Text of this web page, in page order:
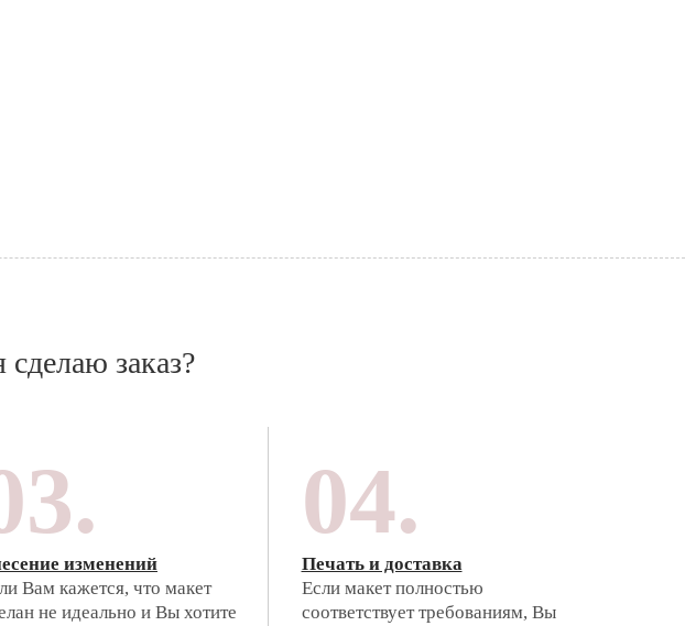
сделаю заказ?
изменений
Вам кажется, что макет
не идеально и Вы хотите
04.
Печать и доставка
Если макет полностью
соответствует требованиям, Вы